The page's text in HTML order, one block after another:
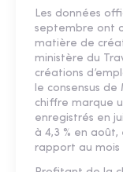
Les données
septembre ont
matière de
ministère du
créations
le consensus
chiffre marque
enregistrés en
à 4,3 % en
rapport au mois